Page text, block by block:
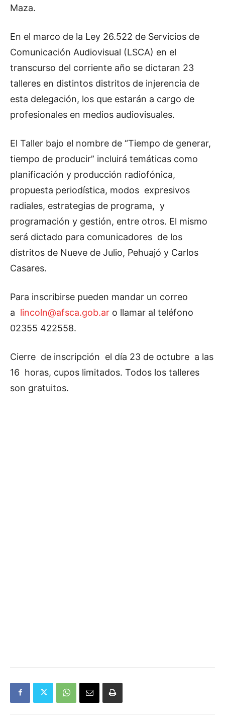
Maza.
En el marco de la Ley 26.522 de Servicios de
Comunicación Audiovisual (LSCA) en el
transcurso del corriente año se dictaran 23
talleres en distintos distritos de injerencia de
esta delegación, los que estarán a cargo de
profesionales en medios audiovisuales.
El Taller bajo el nombre de “Tiempo de generar,
tiempo de producir” incluirá temáticas como
planificación y producción radiofónica,
propuesta periodística, modos expresivos
radiales, estrategias de programa, y
programación y gestión, entre otros. El mismo
será dictado para comunicadores de los
distritos de Nueve de Julio, Pehuajó y Carlos
Casares.
Para inscribirse pueden mandar un correo
a lincoln@afsca.gob.ar o llamar al teléfono
02355 422558.
Cierre de inscripción el día 23 de octubre a las
16 horas, cupos limitados. Todos los talleres
son gratuitos.